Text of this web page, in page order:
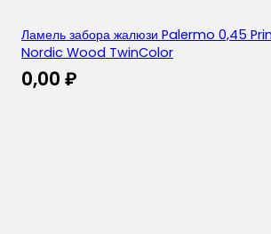
Ламель забора жалюзи Palermo 0,45
Nordic Wood TwinColor
0,00 ₽